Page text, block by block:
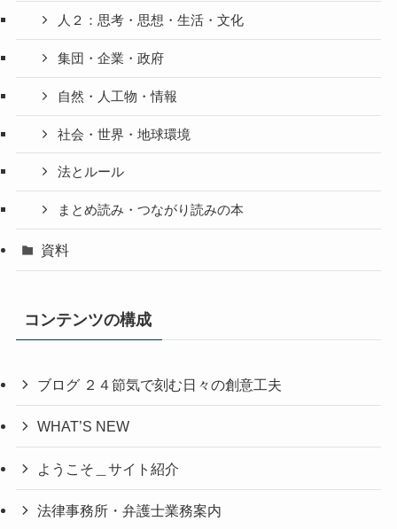
人２：思考・思想・生活・文化
集団・企業・政府
自然・人工物・情報
社会・世界・地球環境
法とルール
まとめ読み・つながり読みの本
資料
コンテンツの構成
ブログ ２４節気で刻む日々の創意工夫
WHAT’S NEW
ようこそ＿サイト紹介
法律事務所・弁護士業務案内